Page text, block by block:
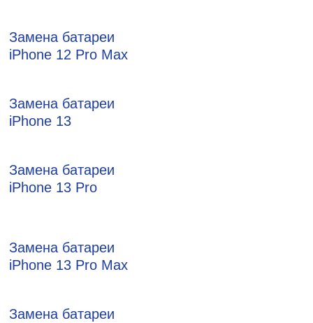
Замена батареи
iPhone 12 Pro Max
Замена батареи
iPhone 13
Замена батареи
iPhone 13 Pro
Замена батареи
iPhone 13 Pro Max
Замена батареи